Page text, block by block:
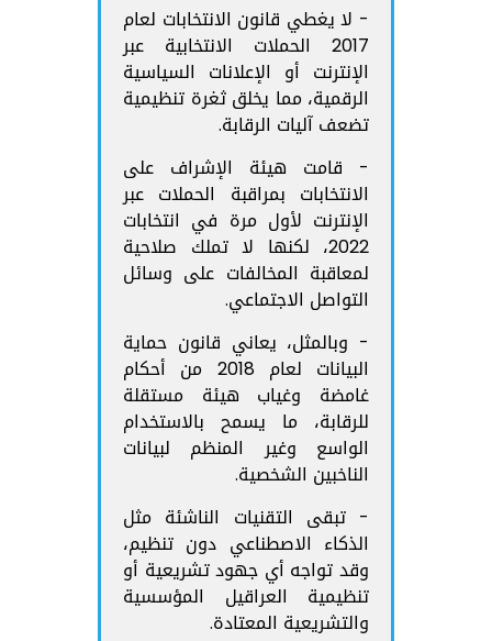
- لا يغطي قانون الانتخابات لعام
2017 الحملات الانتخابية عبر
الإنترنت أو الإعلانات السياسية
الرقمية، مما يخلق ثغرة تنظيمية
تضعف آليات الرقابة.
- قامت هيئة الإشراف على
الانتخابات بمراقبة الحملات عبر
الإنترنت لأول مرة في انتخابات
2022، لكنها لا تملك صلاحية
لمعاقبة المخالفات على وسائل
التواصل الاجتماعي.
- وبالمثل، يعاني قانون حماية
البيانات لعام 2018 من أحكام
غامضة وغياب هيئة مستقلة
للرقابة، ما يسمح بالاستخدام
الواسع وغير المنظم لبيانات
الناخبين الشخصية.
- تبقى التقنيات الناشئة مثل
الذكاء الاصطناعي دون تنظيم،
وقد تواجه أي جهود تشريعية أو
تنظيمية العراقيل المؤسسية
والتشريعية المعتادة.